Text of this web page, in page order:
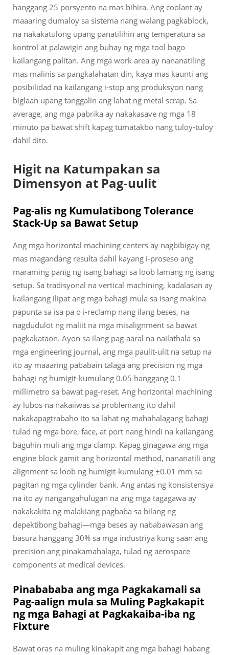
hanggang 25 porsyento na mas bihira. Ang coolant ay
maaaring dumaloy sa sistema nang walang pagkablock,
na nakakatulong upang panatilihin ang temperatura sa
kontrol at palawigin ang buhay ng mga tool bago
kailangang palitan. Ang mga work area ay nananatiling
mas malinis sa pangkalahatan din, kaya mas kaunti ang
posibilidad na kailangang i-stop ang produksyon nang
biglaan upang tanggalin ang lahat ng metal scrap. Sa
average, ang mga pabrika ay nakakasave ng mga 18
minuto pa bawat shift kapag tumatakbo nang tuloy-tuloy
dahil dito.
Higit na Katumpakan sa
Dimensyon at Pag-uulit
Pag-alis ng Kumulatibong Tolerance
Stack-Up sa Bawat Setup
Ang mga horizontal machining centers ay nagbibigay ng
mas magandang resulta dahil kayang i-proseso ang
maraming panig ng isang bahagi sa loob lamang ng isang
setup. Sa tradisyonal na vertical machining, kadalasan ay
kailangang ilipat ang mga bahagi mula sa isang makina
papunta sa isa pa o i-reclamp nang ilang beses, na
nagdudulot ng maliit na mga misalignment sa bawat
pagkakataon. Ayon sa ilang pag-aaral na nailathala sa
mga engineering journal, ang mga paulit-ulit na setup na
ito ay maaaring pababain talaga ang precision ng mga
bahagi ng humigit-kumulang 0.05 hanggang 0.1
millimetro sa bawat pag-reset. Ang horizontal machining
ay lubos na nakaiiwas sa problemang ito dahil
nakakapagtrabaho ito sa lahat ng mahahalagang bahagi
tulad ng mga bore, face, at port nang hindi na kailangang
baguhin muli ang mga clamp. Kapag ginagawa ang mga
engine block gamit ang horizontal method, nananatili ang
alignment sa loob ng humigit-kumulang ±0.01 mm sa
pagitan ng mga cylinder bank. Ang antas ng konsistensya
na ito ay nangangahulugan na ang mga tagagawa ay
nakakakita ng malakiang pagbaba sa bilang ng
depektibong bahagi—mga beses ay nababawasan ang
basura hanggang 30% sa mga industriya kung saan ang
precision ang pinakamahalaga, tulad ng aerospace
components at medical devices.
Pinabababa ang mga Pagkakamali sa
Pag-aalign mula sa Muling Pagkakapit
ng mga Bahagi at Pagkakaiba-iba ng
Fixture
Bawat oras na muling kinakapit ang mga bahagi habang